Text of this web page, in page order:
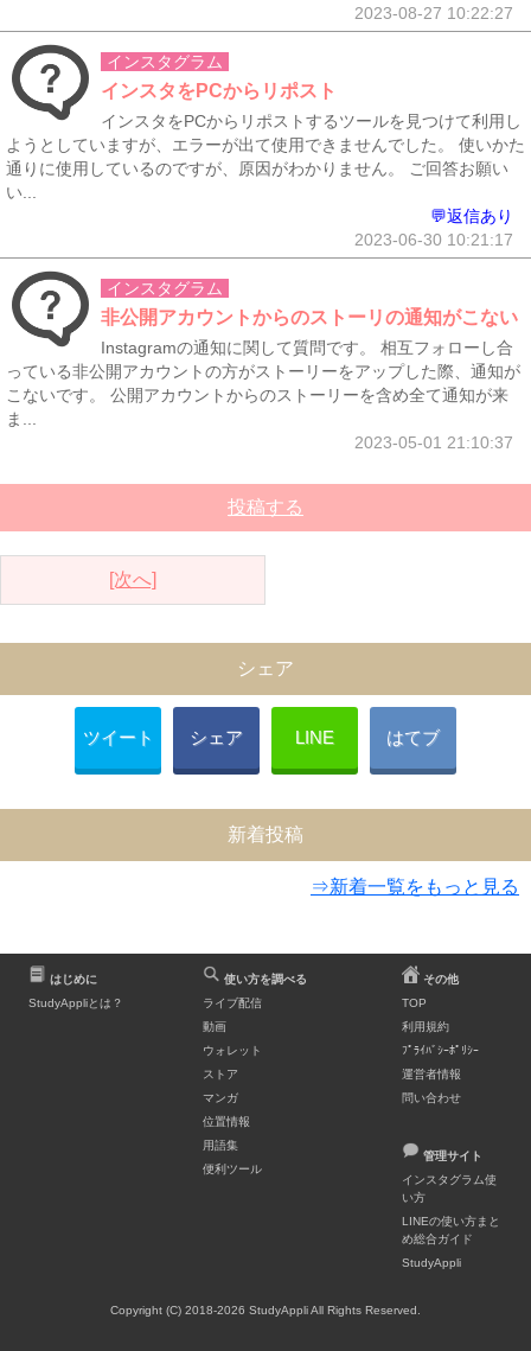
2023-08-27 10:22:27
インスタグラム
インスタをPCからリポスト
インスタをPCからリポストするツールを見つけて利用し
ようとしていますが、エラーが出て使用できませんでした。 使いかた
通りに使用しているのですが、原因がわかりません。 ご回答お願い
い...
💬返信あり
2023-06-30 10:21:17
インスタグラム
非公開アカウントからのストーリの通知がこない
Instagramの通知に関して質問です。 相互フォローし合
っている非公開アカウントの方がストーリーをアップした際、通知が
こないです。 公開アカウントからのストーリーを含め全て通知が来
ま...
2023-05-01 21:10:37
投稿する
[次へ]
シェア
ツイート シェア LINE はてブ
新着投稿
⇒新着一覧をもっと見る
はじめに
StudyAppliとは？
使い方を調べる
ライブ配信
動画
ウォレット
ストア
マンガ
位置情報
用語集
便利ツール
その他
TOP
利用規約
ﾌﾟﾗｲﾊﾞｼｰﾎﾟﾘｼｰ
運営者情報
問い合わせ
管理サイト
インスタグラム使
い方
LINEの使い方まと
め総合ガイド
StudyAppli
Copyright (C) 2018-2026 StudyAppli All Rights Reserved.